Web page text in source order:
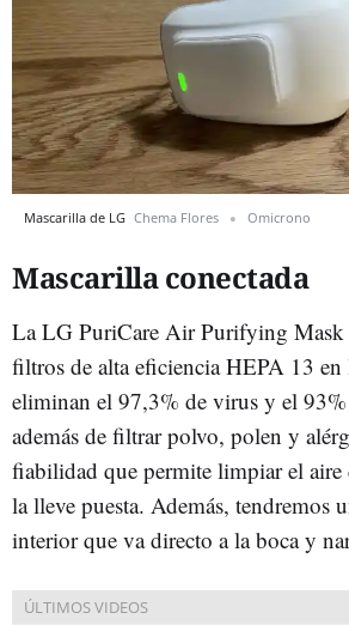
Mascarilla de LG Chema Flores Omicrono
Mascarilla conectada
La LG PuriCare Air Purifying Mask
filtros de alta eficiencia HEPA 13 en
eliminan el 97,3% de virus y el 93%
además de filtrar polvo, polen y
fiabilidad que permite limpiar el aire
la lleve puesta. Además, tendremos
interior que va directo a la boca y